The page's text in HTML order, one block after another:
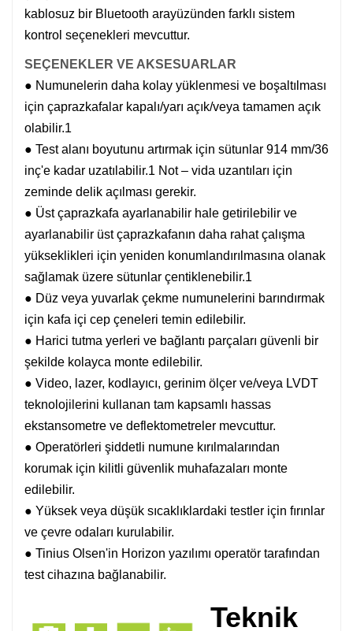
kablosuz bir Bluetooth arayüzünden farklı sistem
kontrol seçenekleri mevcuttur.
SEÇENEKLER VE AKSESUARLAR
● Numunelerin daha kolay yüklenmesi ve boşaltılması
için çaprazkafalar kapalı/yarı açık/veya tamamen açık
olabilir.1
● Test alanı boyutunu artırmak için sütunlar 914 mm/36
inç'e kadar uzatılabilir.1 Not – vida uzantıları için
zeminde delik açılması gerekir.
● Üst çaprazkafa ayarlanabilir hale getirilebilir ve
ayarlanabilir üst çaprazkafanın daha rahat çalışma
yükseklikleri için yeniden konumlandırılmasına olanak
sağlamak üzere sütunlar çentiklenebilir.1
● Düz veya yuvarlak çekme numunelerini barındırmak
için kafa içi cep çeneleri temin edilebilir.
● Harici tutma yerleri ve bağlantı parçaları güvenli bir
şekilde kolayca monte edilebilir.
● Video, lazer, kodlayıcı, gerinim ölçer ve/veya LVDT
teknolojilerini kullanan tam kapsamlı hassas
ekstansometre ve deflektometreler mevcuttur.
● Operatörleri şiddetli numune kırılmalarından
korumak için kilitli güvenlik muhafazaları monte
edilebilir.
● Yüksek veya düşük sıcaklıklardaki testler için fırınlar
ve çevre odaları kurulabilir.
● Tinius Olsen'in Horizon yazılımı operatör tarafından
test cihazına bağlanabilir.
Teknik